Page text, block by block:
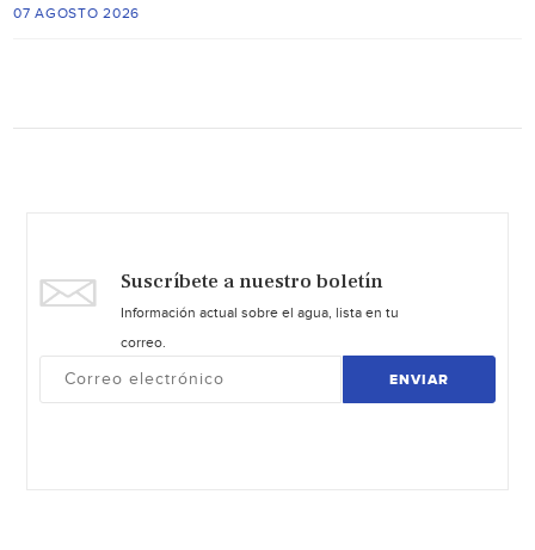
07 AGOSTO 2026
Suscríbete a nuestro boletín
Información actual sobre el agua, lista en tu
correo.
ENVIAR